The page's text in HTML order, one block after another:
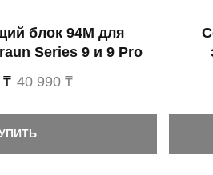
блок 94M для
Series 9 и 9 Pro
₸ 40 990 ₸